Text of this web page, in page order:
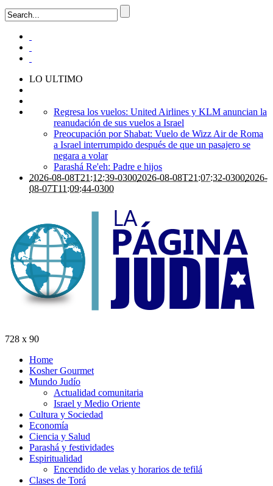
LO ULTIMO
Regresa los vuelos: United Airlines y KLM anuncian la
reanudación de sus vuelos a Israel
Preocupación por Shabat: Vuelo de Wizz Air de Roma
a Israel interrumpido después de que un pasajero se
negara a volar
Parashá Re'eh: Padre e hijos
2026-08-08T21:12:39-03002026-08-08T21:07:32-03002026-
08-07T11:09:44-0300
728 x 90
Home
Kosher Gourmet
Mundo Judío
Actualidad comunitaria
Israel y Medio Oriente
Cultura y Sociedad
Economía
Ciencia y Salud
Parashá y festividades
Espiritualidad
Encendido de velas y horarios de tefilá
Clases de Torá